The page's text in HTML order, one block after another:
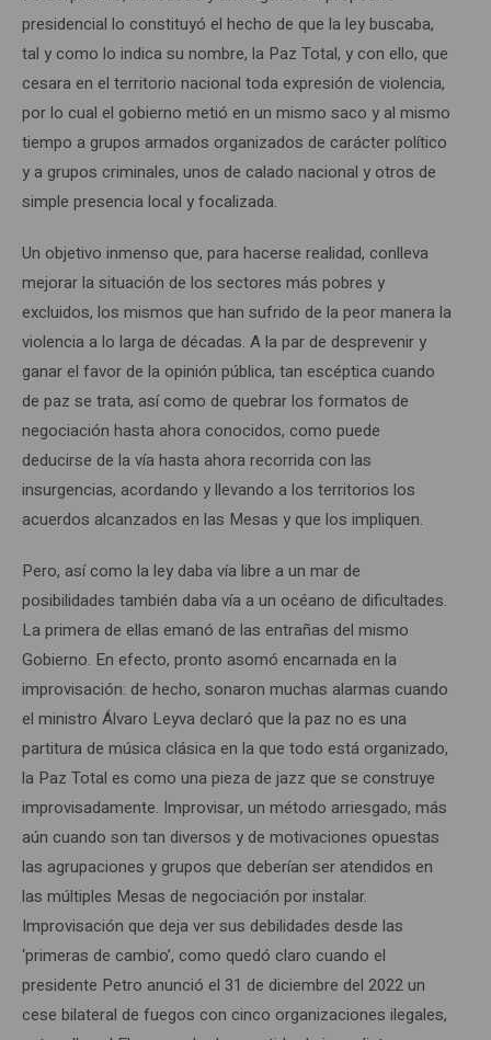
presidencial lo constituyó el hecho de que la ley buscaba,
tal y como lo indica su nombre, la Paz Total, y con ello, que
cesara en el territorio nacional toda expresión de violencia,
por lo cual el gobierno metió en un mismo saco y al mismo
tiempo a grupos armados organizados de carácter político
y a grupos criminales, unos de calado nacional y otros de
simple presencia local y focalizada.
Un objetivo inmenso que, para hacerse realidad, conlleva
mejorar la situación de los sectores más pobres y
excluidos, los mismos que han sufrido de la peor manera la
violencia a lo larga de décadas. A la par de desprevenir y
ganar el favor de la opinión pública, tan escéptica cuando
de paz se trata, así como de quebrar los formatos de
negociación hasta ahora conocidos, como puede
deducirse de la vía hasta ahora recorrida con las
insurgencias, acordando y llevando a los territorios los
acuerdos alcanzados en las Mesas y que los impliquen.
Pero, así como la ley daba vía libre a un mar de
posibilidades también daba vía a un océano de dificultades.
La primera de ellas emanó de las entrañas del mismo
Gobierno. En efecto, pronto asomó encarnada en la
improvisación: de hecho, sonaron muchas alarmas cuando
el ministro Álvaro Leyva declaró que la paz no es una
partitura de música clásica en la que todo está organizado,
la Paz Total es como una pieza de jazz que se construye
improvisadamente. Improvisar, un método arriesgado, más
aún cuando son tan diversos y de motivaciones opuestas
las agrupaciones y grupos que deberían ser atendidos en
las múltiples Mesas de negociación por instalar.
Improvisación que deja ver sus debilidades desde las
‘primeras de cambio’, como quedó claro cuando el
presidente Petro anunció el 31 de diciembre del 2022 un
cese bilateral de fuegos con cinco organizaciones ilegales,